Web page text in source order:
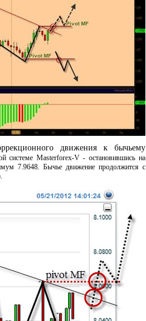
движения к бычьему
системе Masterforex-V - остановившись на
7.9648. Бычье движение продолжится с